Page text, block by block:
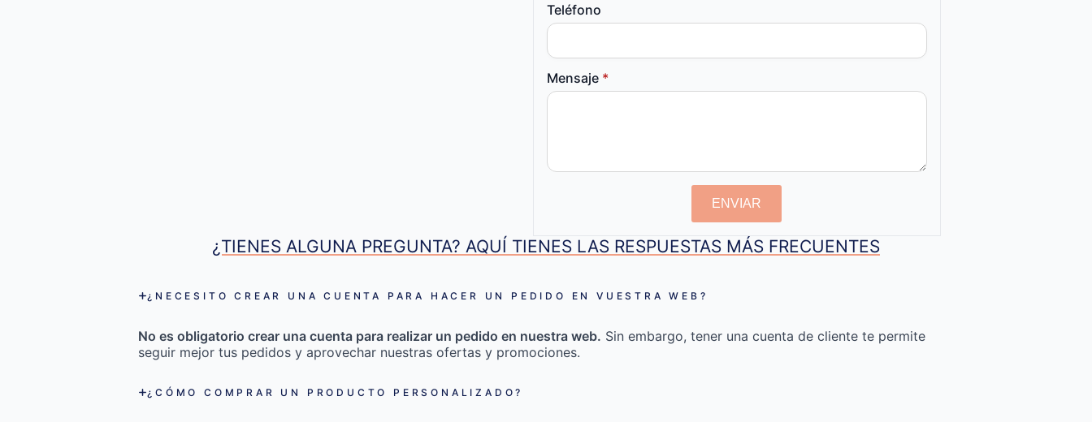
Teléfono
Mensaje *
ENVIAR
¿TIENES ALGUNA PREGUNTA? AQUÍ TIENES LAS RESPUESTAS MÁS FRECUENTES
¿NECESITO CREAR UNA CUENTA PARA HACER UN PEDIDO EN VUESTRA WEB?
No es obligatorio crear una cuenta para realizar un pedido en nuestra web. Sin embargo, tener una cuenta de cliente te permite
seguir mejor tus pedidos y aprovechar nuestras ofertas y promociones.
¿CÓMO COMPRAR UN PRODUCTO PERSONALIZADO?